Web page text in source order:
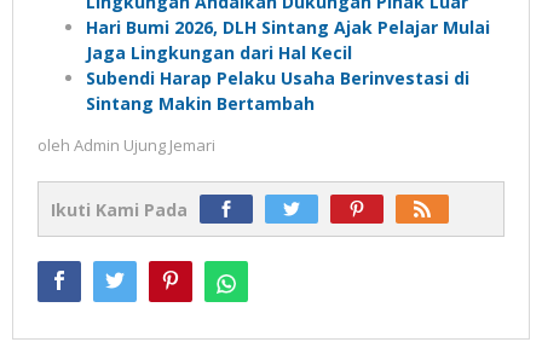
Hari Bumi 2026, DLH Sintang Ajak Pelajar Mulai
Jaga Lingkungan dari Hal Kecil
Subendi Harap Pelaku Usaha Berinvestasi di
Sintang Makin Bertambah
oleh Admin Ujung Jemari
Ikuti Kami Pada